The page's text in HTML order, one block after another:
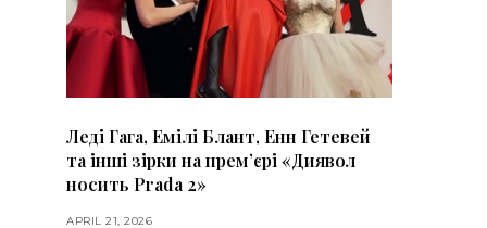
Леді Гага, Емілі Блант, Енн Гетевей
та інші зірки на премʼєрі «Диявол
носить Prada 2»
APRIL 21, 2026